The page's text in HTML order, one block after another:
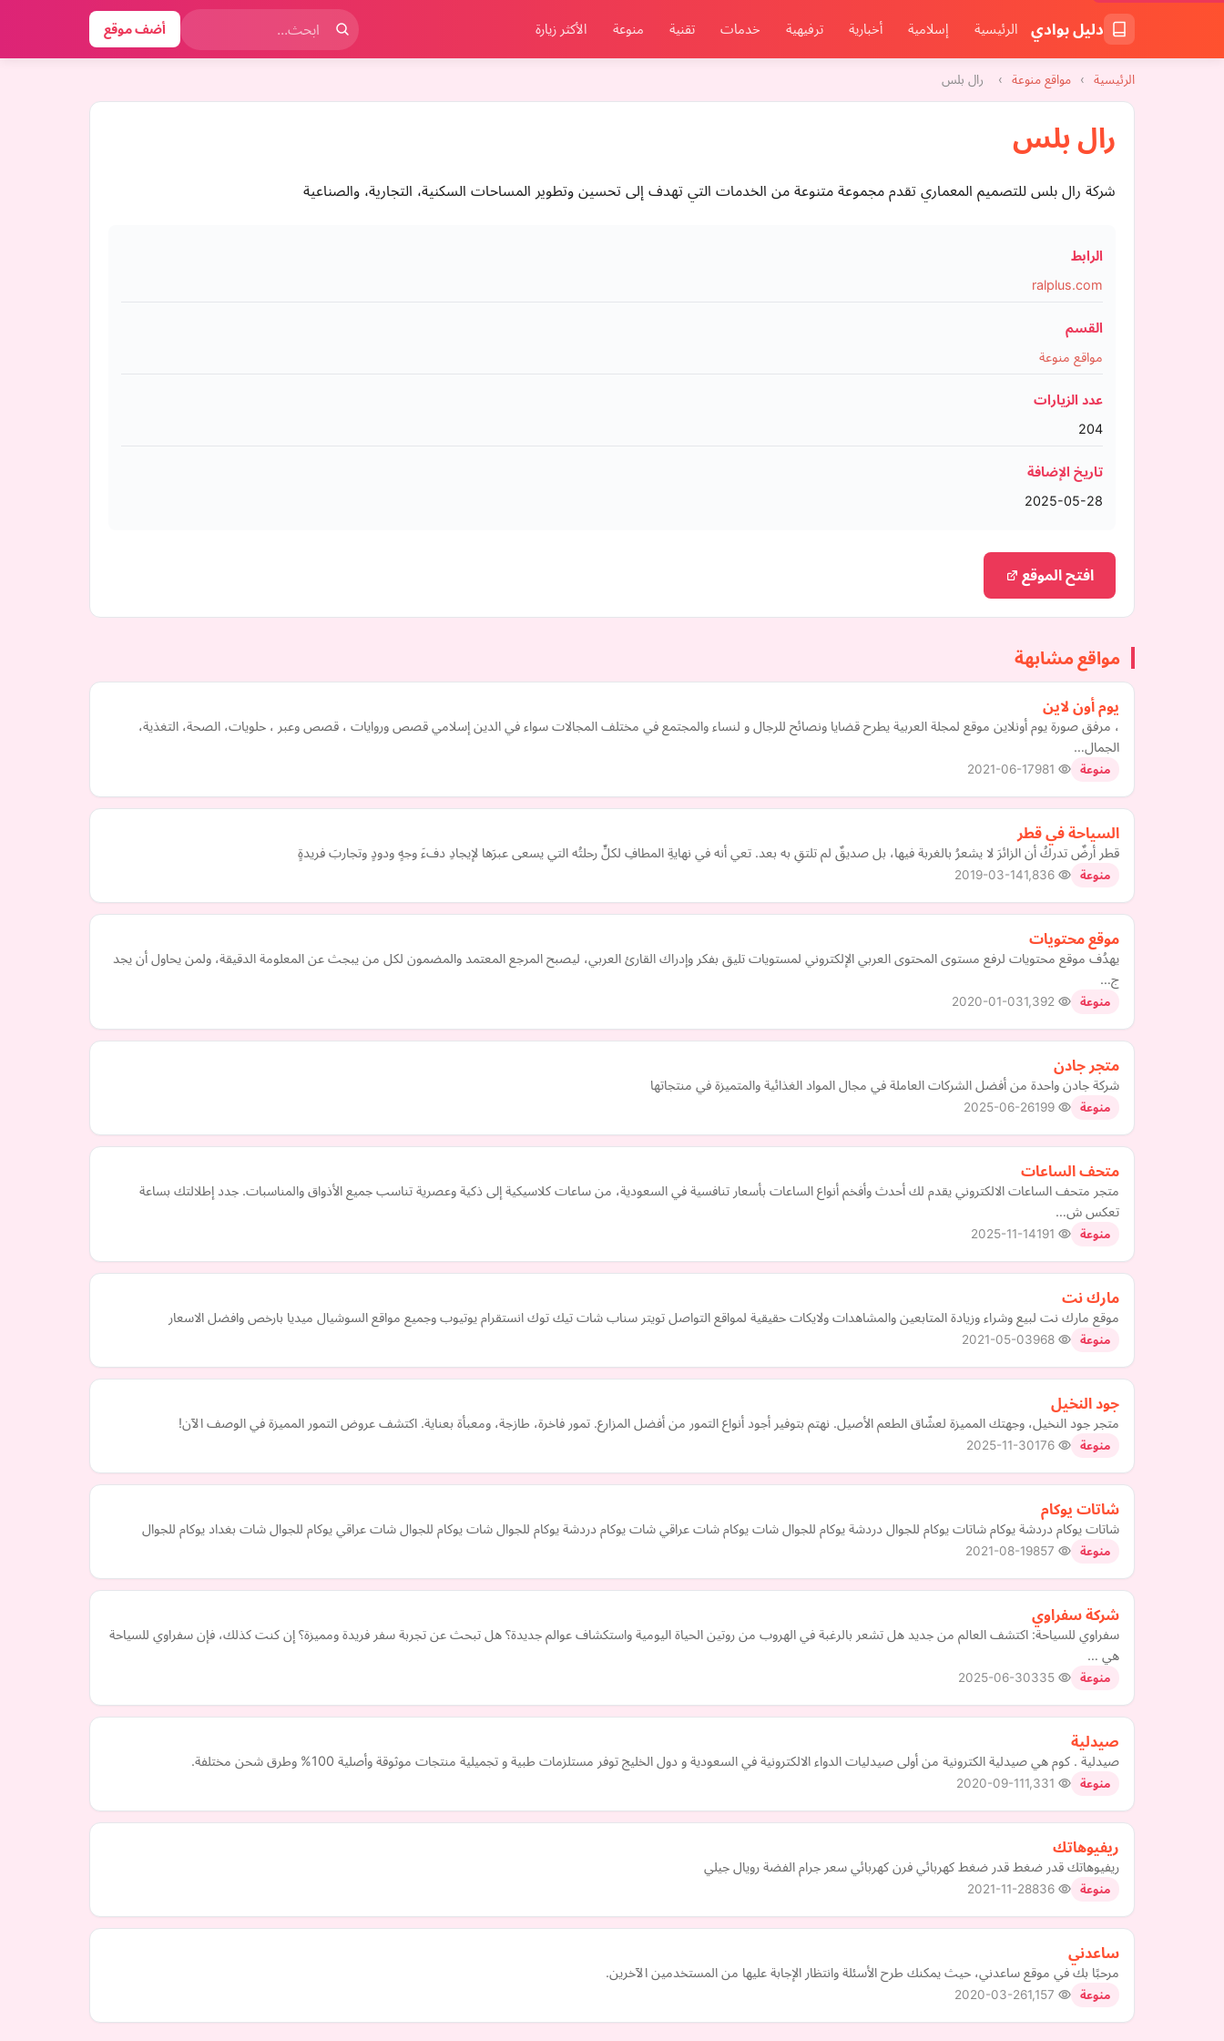
دليل بوادي الرئيسية إسلامية أخبارية ترفيهية خدمات تقنية منوعة الأكثر زيارة أضف موقع
الرئيسية › مواقع منوعة › رال بلس
رال بلس
شركة رال بلس للتصميم المعماري تقدم مجموعة متنوعة من الخدمات التي تهدف إلى تحسين وتطوير المساحات السكنية، التجارية، والصناعية
الرابط
ralplus.com
القسم
مواقع منوعة
عدد الزيارات
204
تاريخ الإضافة
2025-05-28
افتح الموقع
مواقع مشابهة
يوم أون لاين
، مرفق صورة يوم أونلاين موقع لمجلة العربية يطرح قضايا ونصائح للرجال و لنساء والمجتمع في مختلف المجالات سواء في الدين إسلامي قصص وروايات ، قصص وعبر ، حلويات، الصحة، التغذية،
الجمال…
منوعة 2021-06-17
السياحة في قطر
قطر أرضٌ تدركُ أن الزائرَ لا يشعرُ بالغربة فيها، بل صديقٌ لم تلتقِ به بعد. تعي أنه في نهايةِ المطافِ لكلٍّ رحلتُه التي يسعى عبرَها لإيجادِ دفءَ وجهٍ ودودٍ وتجاربَ فريدةٍ
منوعة 2019-03-14
موقع محتويات
يهدُف موقع محتويات لرفع مستوى المحتوى العربي الإلكتروني لمستويات تليق بفكر وإدراك القارئ العربي، ليصبح المرجع المعتمد والمضمون لكل من يبجث عن المعلومة الدقيقة، ولمن يحاول أن يجد
ج…
منوعة 2020-01-03
متجر جادن
شركة جادن واحدة من أفضل الشركات العاملة في مجال المواد الغذائية والمتميزة في منتجاتها
منوعة 2025-06-26
متحف الساعات
متجر متحف الساعات الالكتروني يقدم لك أحدث وأفخم أنواع الساعات بأسعار تنافسية في السعودية، من ساعات كلاسيكية إلى ذكية وعصرية تناسب جميع الأذواق والمناسبات. جدد إطلالتك بساعة
تعكس ش…
منوعة 2025-11-14
مارك نت
موقع مارك نت لبيع وشراء وزيادة المتابعين والمشاهدات ولايكات حقيقية لمواقع التواصل تويتر سناب شات تيك توك انستقرام يوتيوب وجميع مواقع السوشيال ميديا بارخص وافضل الاسعار
منوعة 2021-05-03
جود النخيل
متجر جود النخيل، وجهتك المميزة لعشّاق الطعم الأصيل. نهتم بتوفير أجود أنواع التمور من أفضل المزارع. تمور فاخرة، طازجة، ومعبأة بعناية. اكتشف عروض التمور المميزة في الوصف الآن!
منوعة 2025-11-30
شاتات يوكام
شاتات يوكام دردشة يوكام شاتات يوكام للجوال دردشة يوكام للجوال شات يوكام شات عراقي شات يوكام دردشة يوكام للجوال شات يوكام للجوال شات عراقي يوكام للجوال شات بغداد يوكام للجوال
منوعة 2021-08-19
شركة سفراوي
سفراوي للسياحة: اكتشف العالم من جديد هل تشعر بالرغبة في الهروب من روتين الحياة اليومية واستكشاف عوالم جديدة؟ هل تبحث عن تجربة سفر فريدة ومميزة؟ إن كنت كذلك، فإن سفراوي للسياحة
هي …
منوعة 2025-06-30
صيدلية
صيدلية . كوم هي صيدلية الكترونية من أولى صيدليات الدواء الالكترونية في السعودية و دول الخليج توفر مستلزمات طبية و تجميلية منتجات موثوقة وأصلية 100% وطرق شحن مختلفة.
منوعة 2020-09-11
ريفيوهاتك
ريفيوهاتك قدر ضغط قدر ضغط كهربائي فرن كهربائي سعر جرام الفضة رويال جيلي
منوعة 2021-11-28
ساعدني
مرحبًا بك في موقع ساعدني، حيث يمكنك طرح الأسئلة وانتظار الإجابة عليها من المستخدمين الآخرين.
منوعة 2020-03-26